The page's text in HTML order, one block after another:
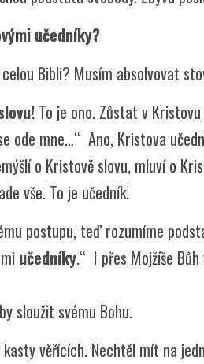
učedníky?
Bibli? Musím absolvovat
To je ono. Zůstat v
ode mne…“ Ano, Kristova
o Kristově slovu, mluví o
vše. To je učedník!
postupu, teď rozumíme
učedníky.“ I přes Mojžíše
sloužit svému Bohu.
věřících. Nechtěl mít na